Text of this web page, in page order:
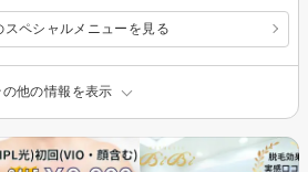
スペシャルメニューを見る
の他の情報を表示